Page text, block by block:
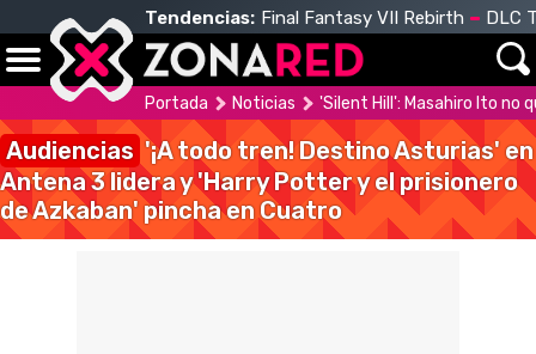
Tendencias: Final Fantasy VII Rebirth DLC
Portada Noticias 'Silent Hill': Masahiro Ito no
Audiencias '¡A todo tren! Destino Asturias' en
Antena 3 lidera y 'Harry Potter y el prisionero
de Azkaban' pincha en Cuatro